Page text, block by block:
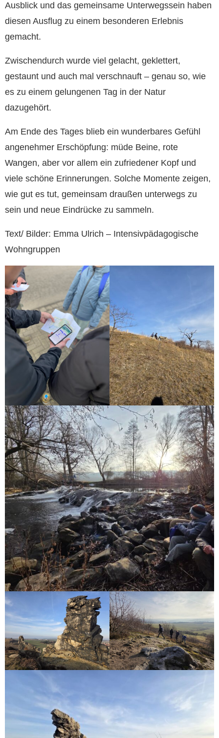
Ausblick und das gemeinsame Unterwegssein haben
diesen Ausflug zu einem besonderen Erlebnis
gemacht.
Zwischendurch wurde viel gelacht, geklettert,
gestaunt und auch mal verschnauft – genau so, wie
es zu einem gelungenen Tag in der Natur
dazugehört.
Am Ende des Tages blieb ein wunderbares Gefühl
angenehmer Erschöpfung: müde Beine, rote
Wangen, aber vor allem ein zufriedener Kopf und
viele schöne Erinnerungen. Solche Momente zeigen,
wie gut es tut, gemeinsam draußen unterwegs zu
sein und neue Eindrücke zu sammeln.
Text/ Bilder: Emma Ulrich – Intensivpädagogische
Wohngruppen